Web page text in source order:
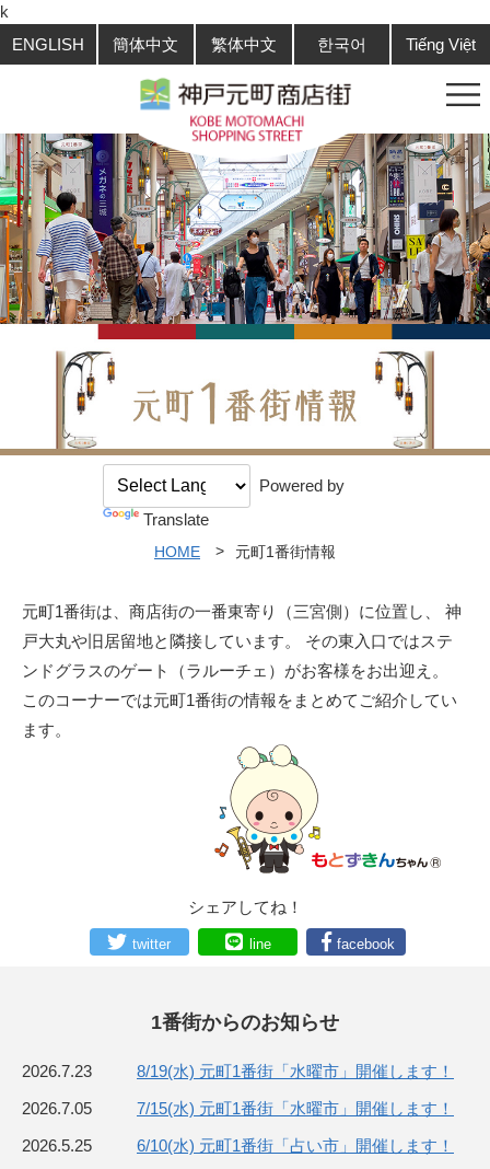
k
ENGLISH
簡体中文 繁体中文 한국어 Tiếng Việt
Powered by
Translate
HOME 元町1番街情報
元町1番街は、商店街の一番東寄り（三宮側）に位置し、
神
戸大丸や旧居留地と隣接しています。
その東入口ではステ
ンドグラスのゲート（ラルーチェ）がお客様をお出迎え。
このコーナーでは元町1番街の情報をまとめてご紹介してい
ます。
シェアしてね！
twitter line facebook
1番街からのお知らせ
2026.7.23
8/19(水) 元町1番街「水曜市」開催します！
2026.7.05
7/15(水) 元町1番街「水曜市」開催します！
2026.5.25
6/10(水) 元町1番街「占い市」開催します！